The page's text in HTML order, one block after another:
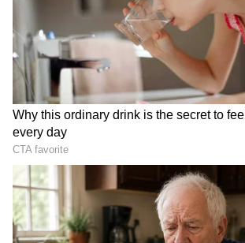
DOWNLOAD APP